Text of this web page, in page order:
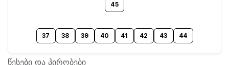
45
37 38 39 40 41 42 43 44
წესები და პირობები